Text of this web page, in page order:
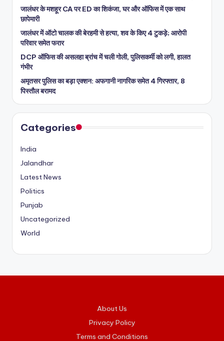
जालंधर के मशहूर CA पर ED का शिकंजा, घर और ऑफिस में एक साथ
छापेमारी
जालंधर में ऑटो चालक की बेरहमी से हत्या, शव के किए 4 टुकड़े; आरोपी
परिवार समेत फरार
DCP ऑफिस की असलहा ब्रांच में चली गोली, पुलिसकर्मी को लगी, हालत
गंभीर
अमृतसर पुलिस का बड़ा एक्शन: अफगानी नागरिक समेत 4 गिरफ्तार, 8
पिस्तौल बरामद
Categories
India
Jalandhar
Latest News
Politics
Punjab
Uncategorized
World
About Us
Privacy Policy
Terms and Conditions